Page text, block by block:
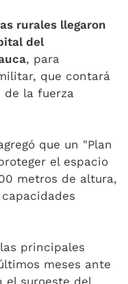
rurales llegaron
del
, para
que contará
de la fuerza
que un "Plan
el espacio
metros de altura,
principales
meses ante
el suroeste del